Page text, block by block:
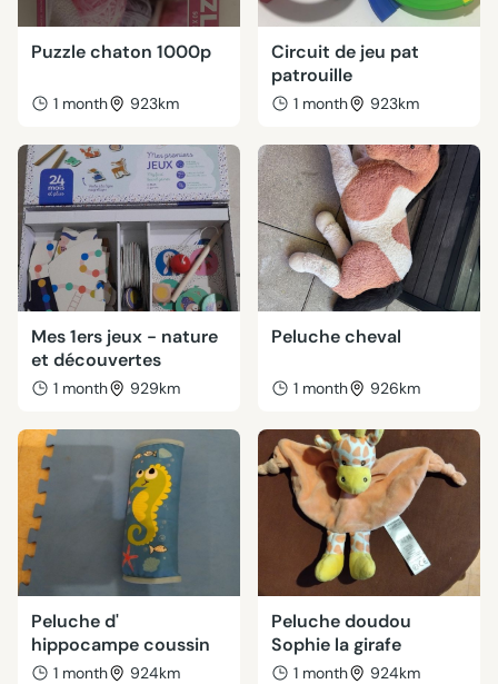
Puzzle chaton 1000p
1 month 923km
Circuit de jeu pat
patrouille
1 month 923km
Mes 1ers jeux - nature
et découvertes
1 month 929km
Peluche cheval
1 month 926km
Peluche d'
hippocampe coussin
1 month 924km
Peluche doudou
Sophie la girafe
1 month 924km